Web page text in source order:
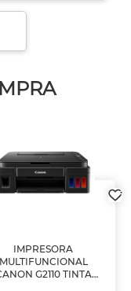
IMPRESORA
MULTIFUNCIONAL
G2110 TINTA